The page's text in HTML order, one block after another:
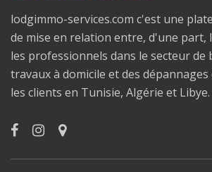
lodgimmo-services.com c'est une
de mise en relation entre, d'une part,
les professionnels dans le secteur de
travaux à domicile et des dépannages
les clients en Tunisie, Algérie et Libye.